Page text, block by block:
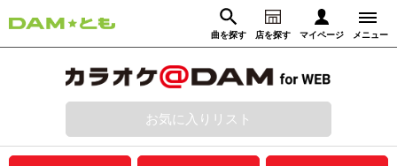
曲を探す 店を探す マイページ メニュー
動画からさがす 録音からさがす
ログイン
プレミアムサービス
お気に入りリスト